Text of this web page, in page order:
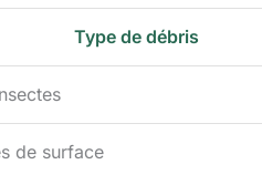
Type de débris
de surface